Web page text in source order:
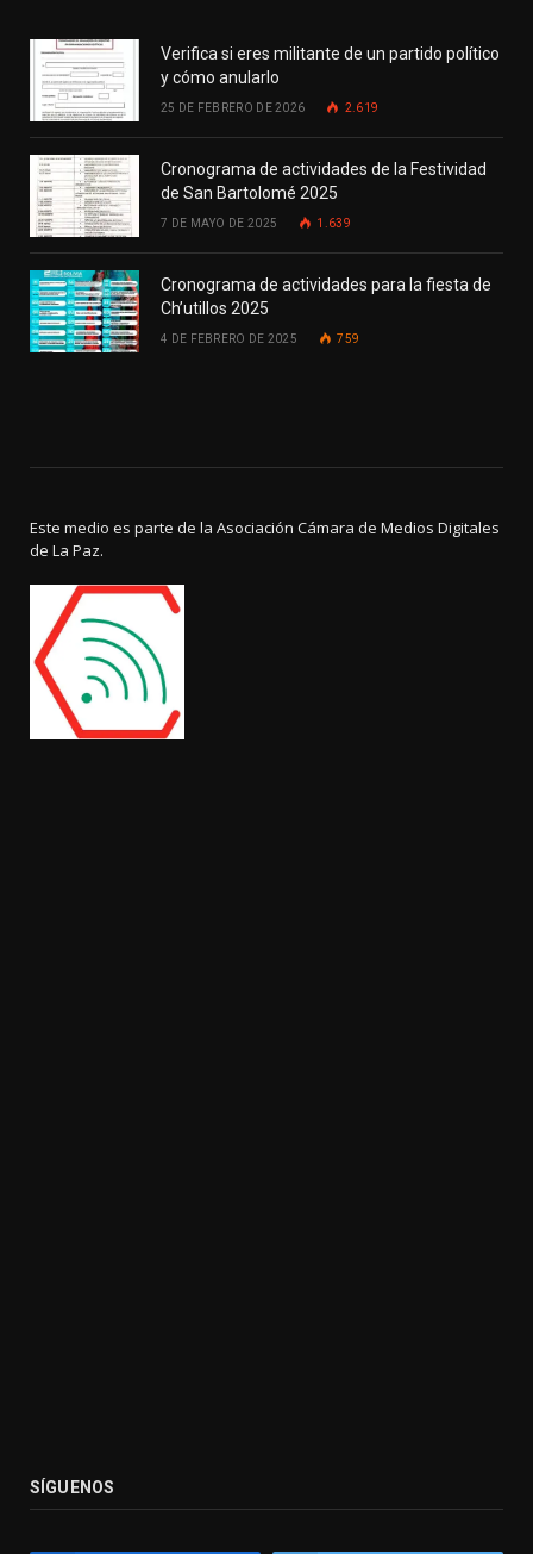
Verifica si eres militante de un partido político
y cómo anularlo
25 DE FEBRERO DE 2026 2.619
Cronograma de actividades de la Festividad
de San Bartolomé 2025
7 DE MAYO DE 2025 1.639
Cronograma de actividades para la fiesta de
Ch’utillos 2025
4 DE FEBRERO DE 2025 759
Este medio es parte de la Asociación Cámara de Medios Digitales
de La Paz.
SÍGUENOS